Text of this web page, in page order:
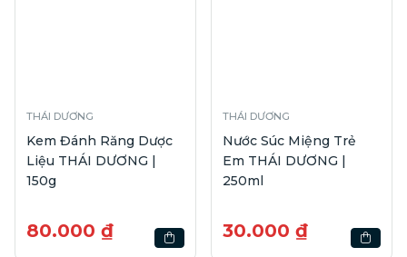
THÁI DƯƠNG
Kem Đánh Răng Dược
Liệu THÁI DƯƠNG |
150g
80.000 ₫
THÁI DƯƠNG
Nước Súc Miệng Trẻ
Em THÁI DƯƠNG |
250ml
30.000 ₫